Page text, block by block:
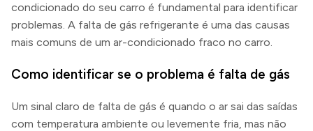
condicionado do seu carro é fundamental para identificar
problemas. A falta de gás refrigerante é uma das causas
mais comuns de um ar-condicionado fraco no carro.
Como identificar se o problema é falta de gás
Um sinal claro de falta de gás é quando o ar sai das saídas
com temperatura ambiente ou levemente fria, mas não